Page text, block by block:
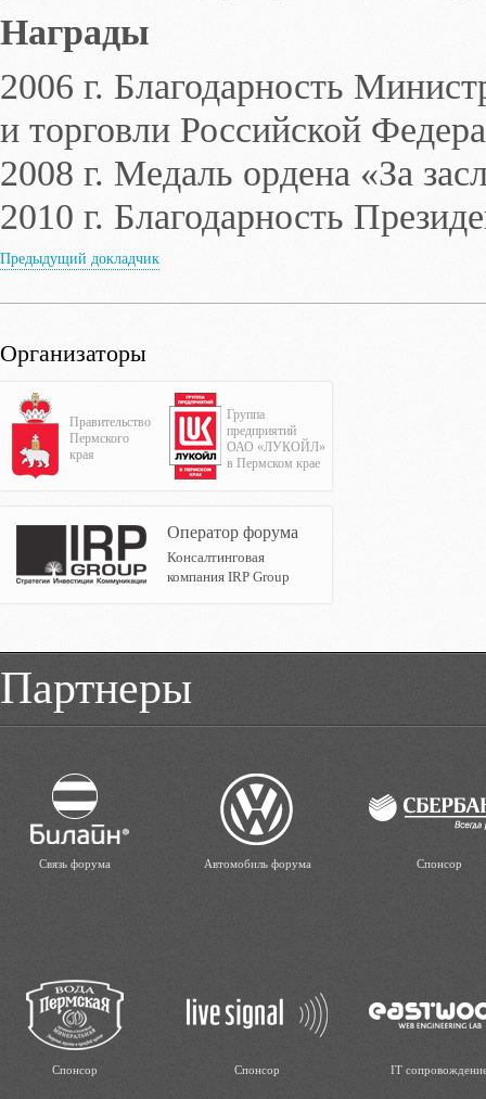
Награды
2006 г. Благодарность
и торговли Российской
2008 г. Медаль ордена «За
2010 г. Благодарность
Предыдущий докладчик
Организаторы
Правительство
Пермского
края
Группа
предприятий
ОАО «ЛУКОЙЛ»
в Пермском крае
Оператор форума
Консалтинговая
компания IRP Group
Партнеры
Связь форума Автомобиль форума Спонсор
Спонсор Спонсор IT